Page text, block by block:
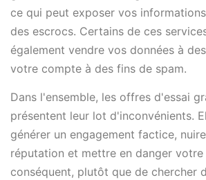
ce qui peut exposer vos
des escrocs. Certains de ces
également vendre vos données à
votre compte à des fins de spam.
Dans l'ensemble, les offres d'essai
présentent leur lot d'inconvénients.
générer un engagement factice,
réputation et mettre en danger votre
conséquent, plutôt que de chercher